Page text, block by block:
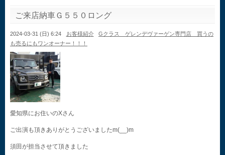
ご来店納車Ｇ５５０ロング
2024-03-31 (日) 6:24 お客様紹介
Gクラス ゲレンデヴァーゲン専門店 買うの
も売るにもワンオーナー！！！
愛知県にお住いのXさん
ご出演も頂きありがとうございましたm(__)m
須田が担当させて頂きました